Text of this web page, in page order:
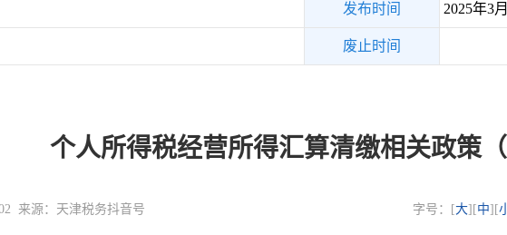
发布时间 2025年3
废止时间
个人所得税经营所得汇算清缴相关政策
来源：天津税务抖音号 字号：[大][中][